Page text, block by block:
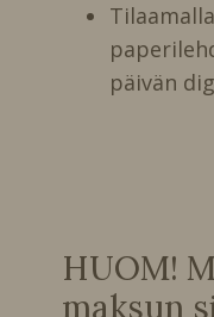
päivän
HUOM!
maksun